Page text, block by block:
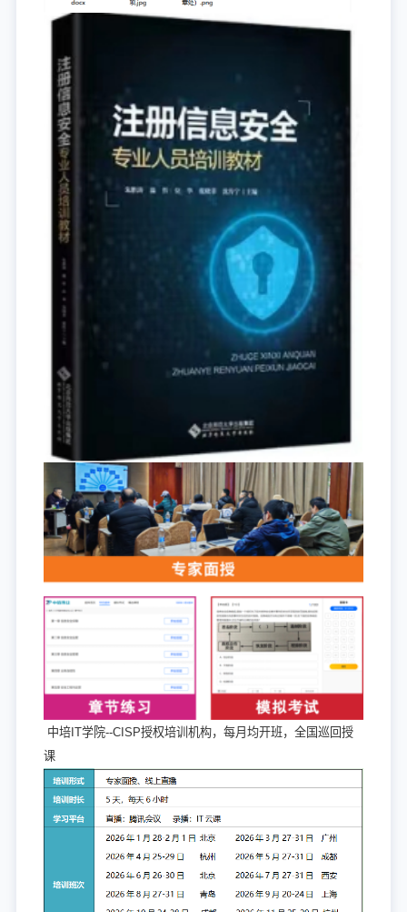
中培IT学院--CISP授权培训机构，每月均开班，全国巡回授
课